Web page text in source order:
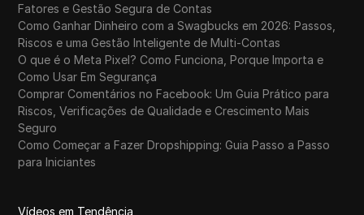
Fatores e Gestão Segura de Contas
Como Ganhar Dinheiro com a Swagbucks em 2026: Passos,
Riscos e uma Gestão Inteligente de Multi-Contas
O que é o Meta Pixel? Como Funciona, Porque Importa e
Como Usar Em Segurança
Comprar Comentários no Facebook: Um Guia Prático para
Riscos, Verificações de Qualidade e Crescimento Mais
Seguro
Como Começar a Fazer Dropshipping: Guia Passo a Passo
para Iniciantes
Vídeos em Tendência